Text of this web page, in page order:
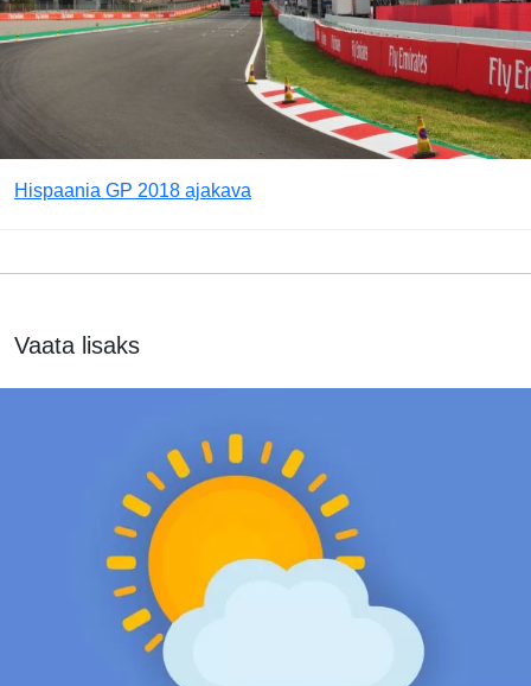
Hispaania GP 2018 ajakava
Vaata lisaks